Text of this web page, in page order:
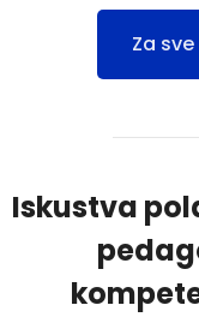
Za
Iskustva